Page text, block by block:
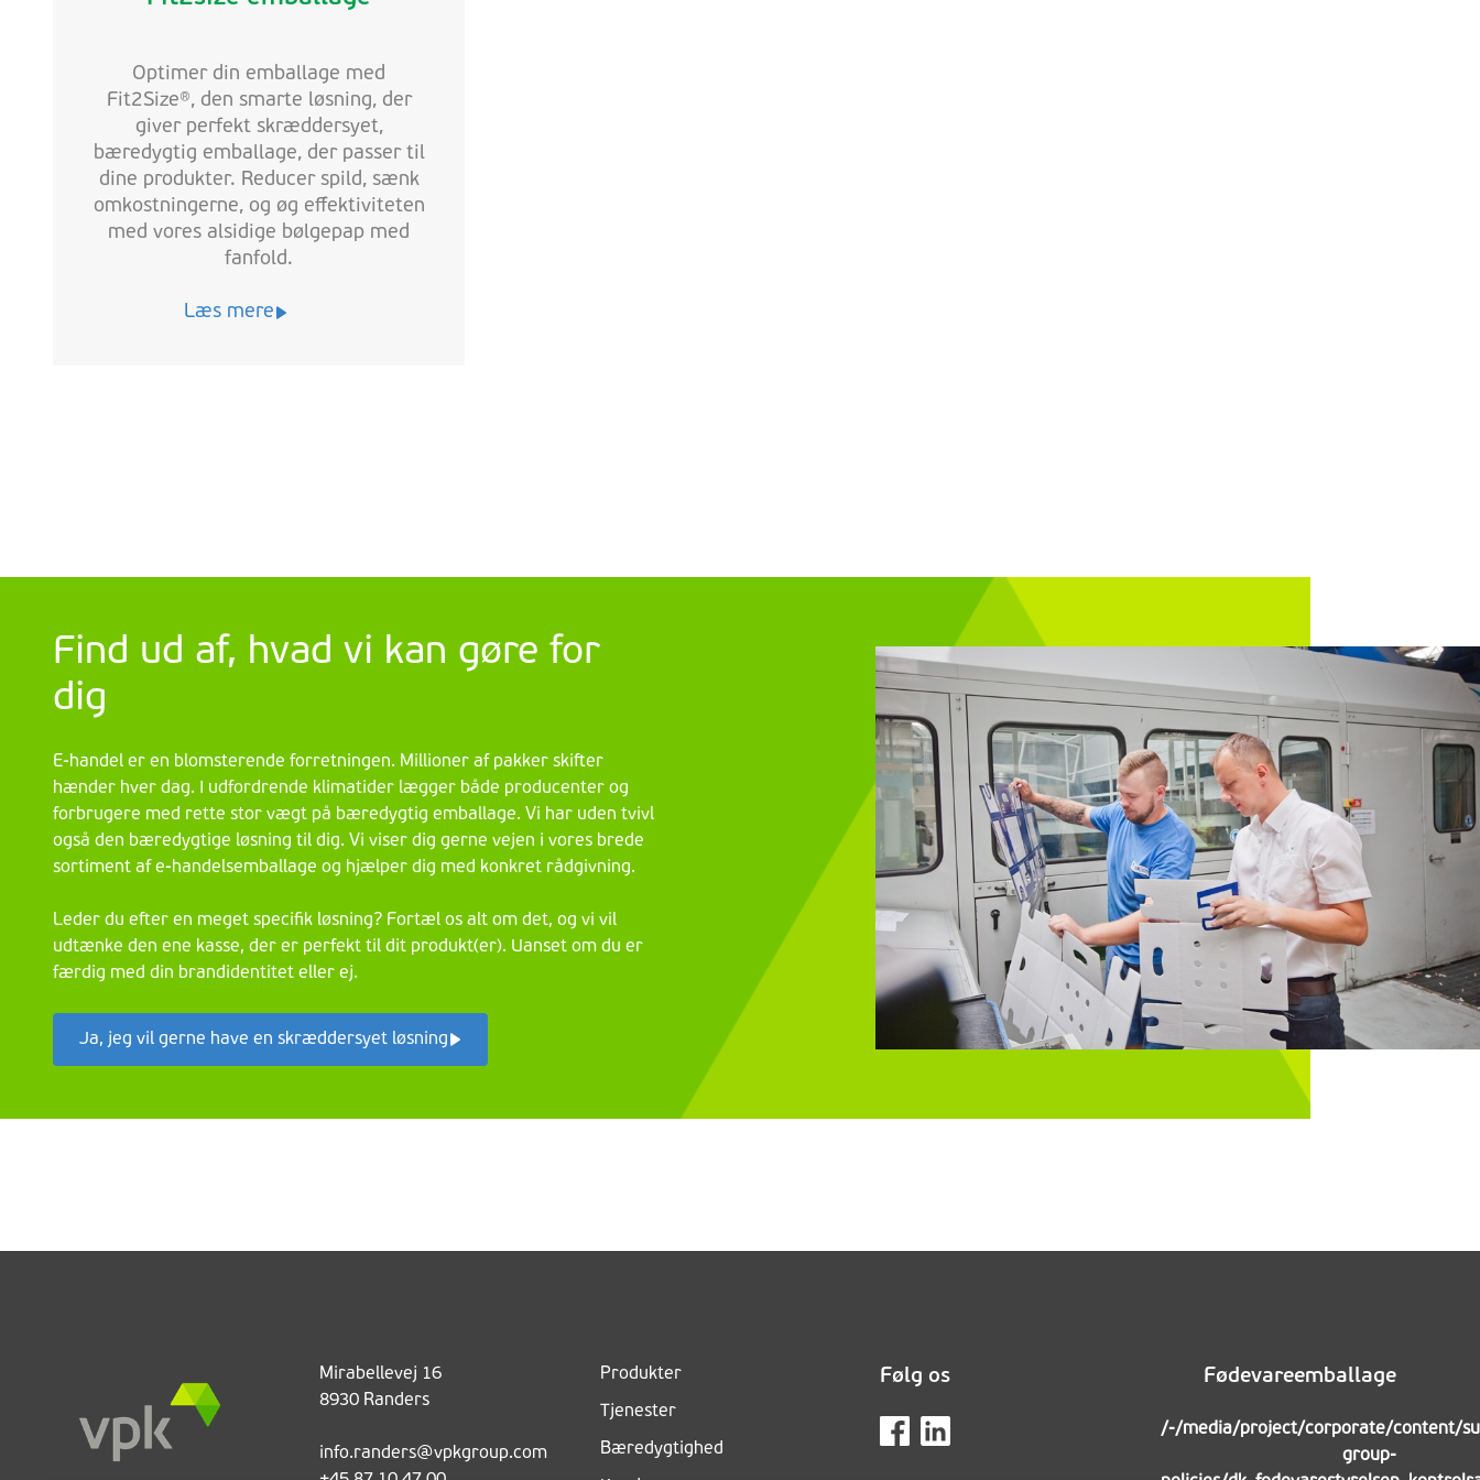
Optimer din emballage med
Fit2Size®, den smarte løsning, der
giver perfekt skræddersyet,
bæredygtig emballage, der passer til
dine produkter. Reducer spild, sænk
omkostningerne, og øg effektiviteten
med vores alsidige bølgepap med
fanfold.
Læs mere
Find ud af, hvad vi kan gøre for
dig
E-handel er en blomsterende forretningen. Millioner af pakker skifter
hænder hver dag. I udfordrende klimatider lægger både producenter og
forbrugere med rette stor vægt på bæredygtig emballage. Vi har uden tvivl
også den bæredygtige løsning til dig. Vi viser dig gerne vejen i vores brede
sortiment af e-handelsemballage og hjælper dig med konkret rådgivning.
Leder du efter en meget specifik løsning? Fortæl os alt om det, og vi vil
udtænke den ene kasse, der er perfekt til dit produkt(er). Uanset om du er
færdig med din brandidentitet eller ej.
Ja, jeg vil gerne have en skræddersyet løsning
Mirabellevej 16
8930 Randers
info.randers@vpkgroup.com
Produkter
Tjenester
Bæredygtighed
Følg os Fødevareemballage
/-/media/project/corporate/content/
group-